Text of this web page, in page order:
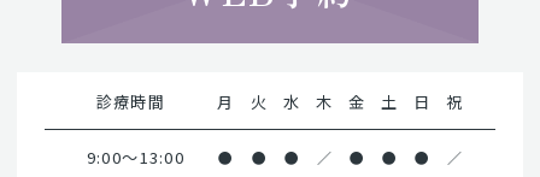
診療時間 月 火 水 木 金 土 日 祝
9:00～13:00 ● ● ● ／ ● ● ● ／